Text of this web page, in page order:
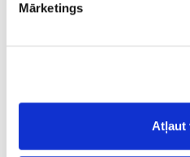
Mārketings
Atļaut